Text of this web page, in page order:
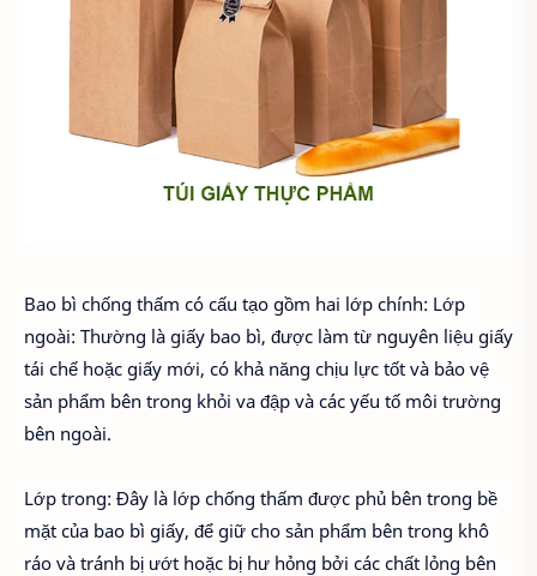
Bao bì chống thấm có cấu tạo gồm hai lớp chính: Lớp
ngoài: Thường là giấy bao bì, được làm từ nguyên liệu giấy
tái chế hoặc giấy mới, có khả năng chịu lực tốt và bảo vệ
sản phẩm bên trong khỏi va đập và các yếu tố môi trường
bên ngoài.
Lớp trong: Đây là lớp chống thấm được phủ bên trong bề
mặt của bao bì giấy, để giữ cho sản phẩm bên trong khô
ráo và tránh bị ướt hoặc bị hư hỏng bởi các chất lỏng bên